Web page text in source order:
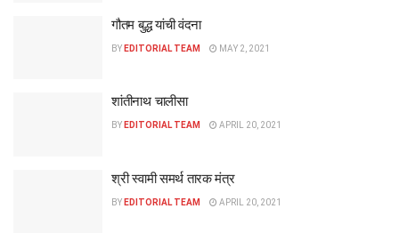
गौतम बुद्ध यांची वंदना
BY EDITORIAL TEAM MAY 2, 2021
शांतीनाथ चालीसा
BY EDITORIAL TEAM APRIL 20, 2021
श्री स्वामी समर्थ तारक मंत्र
BY EDITORIAL TEAM APRIL 20, 2021